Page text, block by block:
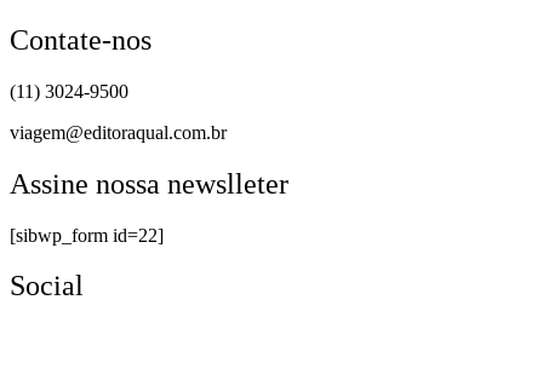
Contate-nos
(11) 3024-9500
viagem@editoraqual.com.br
Assine nossa newslleter
[sibwp_form id=22]
Social